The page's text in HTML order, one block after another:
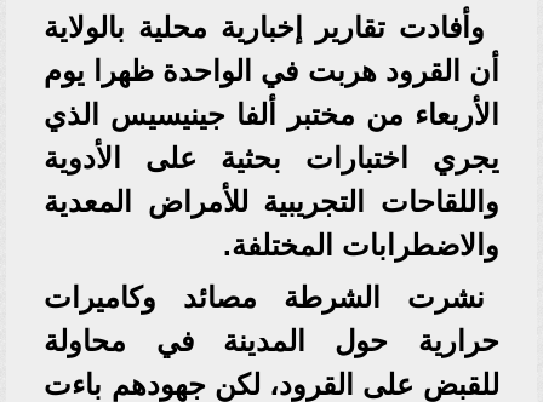
وأفادت تقارير إخبارية محلية بالولاية
أن القرود هربت في الواحدة ظهرا يوم
الأربعاء من مختبر ألفا جينيسيس الذي
يجري اختبارات بحثية على الأدوية
واللقاحات التجريبية للأمراض المعدية
والاضطرابات المختلفة.
نشرت الشرطة مصائد وكاميرات
حرارية حول المدينة في محاولة
للقبض على القرود، لكن جهودهم باءت